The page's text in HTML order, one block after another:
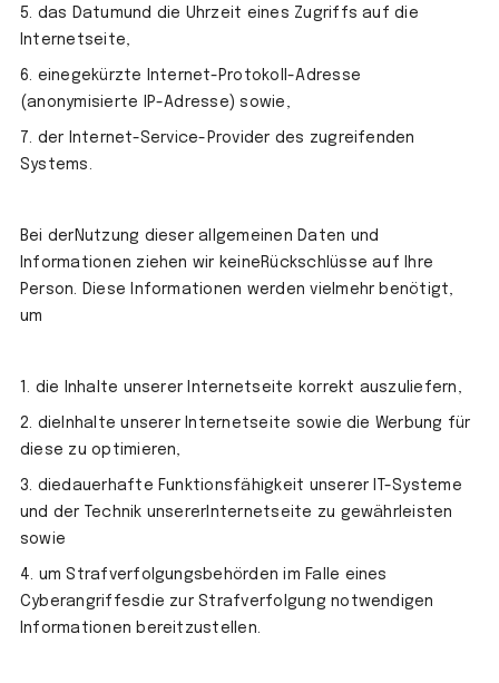
5. das Datumund die Uhrzeit eines Zugriffs auf die
Internetseite,
6. einegekürzte Internet-Protokoll-Adresse
(anonymisierte IP-Adresse) sowie,
7. der Internet-Service-Provider des zugreifenden
Systems.
Bei derNutzung dieser allgemeinen Daten und
Informationen ziehen wir keineRückschlüsse auf Ihre
Person. Diese Informationen werden vielmehr benötigt,
um
1. die Inhalte unserer Internetseite korrekt auszuliefern,
2. dieInhalte unserer Internetseite sowie die Werbung für
diese zu optimieren,
3. diedauerhafte Funktionsfähigkeit unserer IT-Systeme
und der Technik unsererInternetseite zu gewährleisten
sowie
4. um Strafverfolgungsbehörden im Falle eines
Cyberangriffesdie zur Strafverfolgung notwendigen
Informationen bereitzustellen.